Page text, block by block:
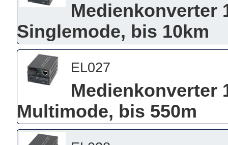
Medienkonverter
Singlemode, bis 10km
EL027
Medienkonverter
Multimode, bis 550m